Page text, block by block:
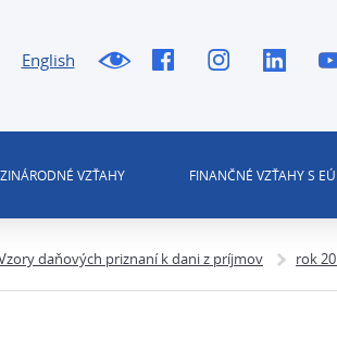
English
VZŤAHY FINANČNÉ VZŤAHY S EÚ
daňových priznaní k dani z príjmov rok